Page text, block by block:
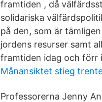
framtiden , då
solidariska
på den, som är
jordens resurser samt
framtiden idag och förr
Månansiktet stieg
Professorerna Jenny